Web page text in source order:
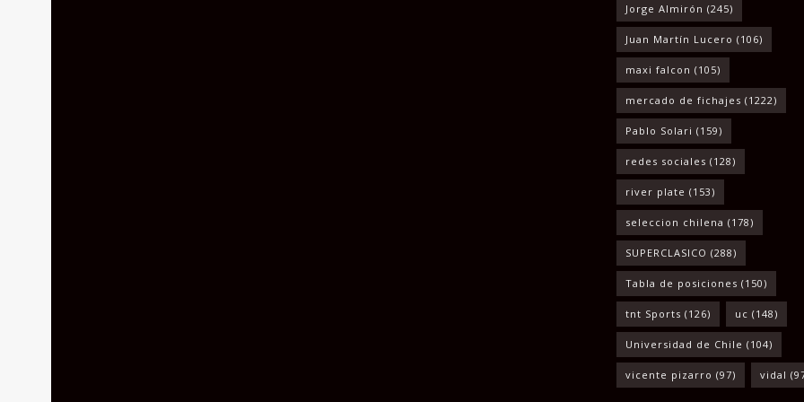
Jorge Almirón (245)
Juan Martín Lucero (106)
maxi falcon (105)
mercado de fichajes (1222)
Pablo Solari (159)
redes sociales (128)
river plate (153)
seleccion chilena (178)
SUPERCLASICO (288)
Tabla de posiciones (150)
tnt Sports (126) uc (148)
Universidad de Chile (104)
vicente pizarro (97) vidal